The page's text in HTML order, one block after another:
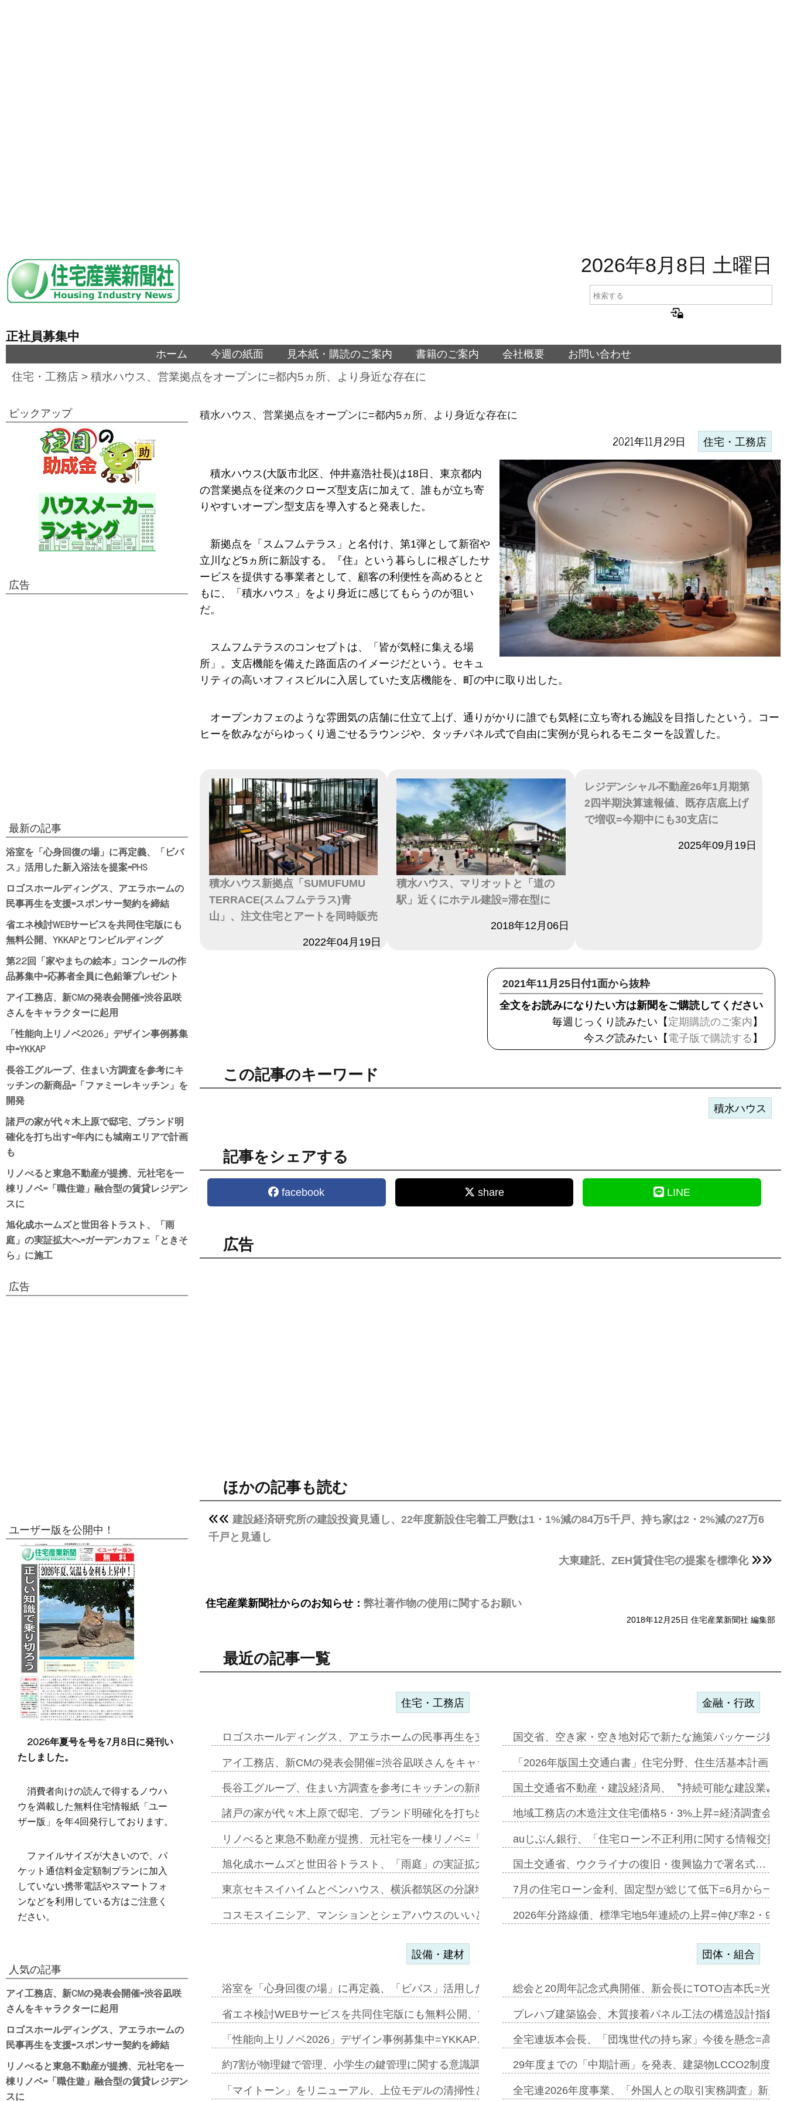
2026年8月8日 土曜日
正社員募集中
ホーム 今週の紙面 見本紙・購読のご案内 書籍のご案内 会社概要 お問い合わせ
住宅・工務店 > 積水ハウス、営業拠点をオープンに=都内5ヵ所、より身近な存在に
積水ハウス、営業拠点をオープンに=都内5ヵ所、より身近な存在に
2021年11月29日 住宅・工務店
積水ハウス(大阪市北区、仲井嘉浩社長)は18日、東京都内
の営業拠点を従来のクローズ型支店に加えて、誰もが立ち寄
りやすいオープン型支店を導入すると発表した。
新拠点を「スムフムテラス」と名付け、第1弾として新宿や
立川など5ヵ所に新設する。『住』という暮らしに根ざしたサ
ービスを提供する事業者として、顧客の利便性を高めるとと
もに、「積水ハウス」をより身近に感じてもらうのが狙い
だ。
スムフムテラスのコンセプトは、「皆が気軽に集える場
所」。支店機能を備えた路面店のイメージだという。セキュ
リティの高いオフィスビルに入居していた支店機能を、町の中に取り出した。
オープンカフェのような雰囲気の店舗に仕立て上げ、通りがかりに誰でも気軽に立ち寄れる施設を目指したという。コー
ヒーを飲みながらゆっくり過ごせるラウンジや、タッチパネル式で自由に実例が見られるモニターを設置した。
積水ハウス新拠点「SUMUFUMU
TERRACE(スムフムテラス)青
山」、注文住宅とアートを同時販売
2022年04月19日
積水ハウス、マリオットと「道の
駅」近くにホテル建設=滞在型に
2018年12月06日
レジデンシャル不動産26年1月期第
2四半期決算速報値、既存店底上げ
で増収=今期中にも30支店に
2025年09月19日
2021年11月25日付1面から抜粋
全文をお読みになりたい方は新聞をご購読してください
毎週じっくり読みたい【 定期購読のご案内 】
今スグ読みたい【 電子版で購読する 】
この記事のキーワード
積水ハウス
記事をシェアする
facebook share LINE
広告
ほかの記事も読む
建設経済研究所の建設投資見通し、22年度新設住宅着工戸数は1・1%減の84万5千戸、持ち家は2・2%減の27万6
千戸と見通し
大東建託、ZEH賃貸住宅の提案を標準化
住宅産業新聞社からのお知らせ： 弊社著作物の使用に関するお願い
2018年12月25日 住宅産業新聞社 編集部
最近の記事一覧
住宅・工務店
ロゴスホールディングス、アエラホームの民事再生を支援=スポンサー契約…
アイ工務店、新CMの発表会開催=渋谷凪咲さんをキャラクターに起用…
長谷工グループ、住まい方調査を参考にキッチンの新商品=「ファミーレキ…
諸戸の家が代々木上原で邸宅、ブランド明確化を打ち出す=年内にも城南エ…
リノべると東急不動産が提携、元社宅を一棟リノベ=「職住遊」融合型の賃…
旭化成ホームズと世田谷トラスト、「雨庭」の実証拡大へ=ガーデンカフェ…
東京セキスイハイムとベンハウス、横浜都筑区の分譲地開発で初協業=お互…
コスモスイニシア、マンションとシェアハウスのいいとこどりのコリビング…
金融・行政
国交省、空き家・空き地対応で新たな施策パッケージ始
「2026年版国土交通白書」住宅分野、住生活基本計画
国土交通省不動産・建設経済局、〝持続可能な建設業〟
地域工務店の木造注文住宅価格5・3%上昇=経済調査会
auじぶん銀行、「住宅ローン不正利用に関する情報交換
国土交通省、ウクライナの復旧・復興協力で署名式…
7月の住宅ローン金利、固定型が総じて低下=6月から一
2026年分路線価、標準宅地5年連続の上昇=伸び率2・
設備・建材
浴室を「心身回復の場」に再定義、「ビバス」活用した新入浴法を提案=P…
省エネ検討WEBサービスを共同住宅版にも無料公開、YKKAPとワンビ…
「性能向上リノベ2026」デザイン事例募集中=YKKAP…
約7割が物理鍵で管理、小学生の鍵管理に関する意識調査=Nature…
「マイトーン」をリニューアル、上位モデルの清掃性と安全性追加=リンナ…
団体・組合
総会と20周年記念式典開催、新会長にTOTO吉本氏=光
プレハブ建築協会、木質接着パネル工法の構造設計指針
全宅連坂本会長、「団塊世代の持ち家」今後を懸念=高
29年度までの「中期計画」を発表、建築物LCCO2制度
全宅連2026年度事業、「外国人との取引実務調査」新規
ピックアップ
広告
最新の記事
浴室を「心身回復の場」に再定義、「ビバ
ス」活用した新入浴法を提案=PHS
ロゴスホールディングス、アエラホームの
民事再生を支援=スポンサー契約を締結
省エネ検討WEBサービスを共同住宅版にも
無料公開、YKKAPとワンビルディング
第22回「家やまちの絵本」コンクールの作
品募集中=応募者全員に色鉛筆プレゼント
アイ工務店、新CMの発表会開催=渋谷凪咲
さんをキャラクターに起用
「性能向上リノベ2026」デザイン事例募集
中=YKKAP
長谷工グループ、住まい方調査を参考にキ
ッチンの新商品=「ファミーレキッチン」を
開発
諸戸の家が代々木上原で邸宅、ブランド明
確化を打ち出す=年内にも城南エリアで計画
も
リノべると東急不動産が提携、元社宅を一
棟リノベ=「職住遊」融合型の賃貸レジデン
スに
旭化成ホームズと世田谷トラスト、「雨
庭」の実証拡大へ=ガーデンカフェ「ときそ
ら」に施工
広告
ユーザー版を公開中！
2026年夏号を号を7月8日に発刊い
たしました。
消費者向けの読んで得するノウハ
ウを満載した無料住宅情報紙「ユー
ザー版」を年4回発行しております。
ファイルサイズが大きいので、パ
ケット通信料金定額制プランに加入
していない携帯電話やスマートフォ
ンなどを利用している方はご注意く
ださい。
人気の記事
アイ工務店、新CMの発表会開催=渋谷凪咲
さんをキャラクターに起用
ロゴスホールディングス、アエラホームの
民事再生を支援=スポンサー契約を締結
リノべると東急不動産が提携、元社宅を一
棟リノベ=「職住遊」融合型の賃貸レジデン
スに